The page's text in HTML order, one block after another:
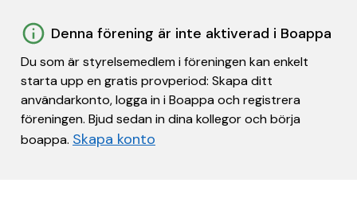
Denna förening är inte aktiverad i Boappa
Du som är styrelsemedlem i föreningen kan enkelt
starta upp en gratis provperiod: Skapa ditt
användarkonto, logga in i Boappa och registrera
föreningen. Bjud sedan in dina kollegor och börja
boappa. Skapa konto